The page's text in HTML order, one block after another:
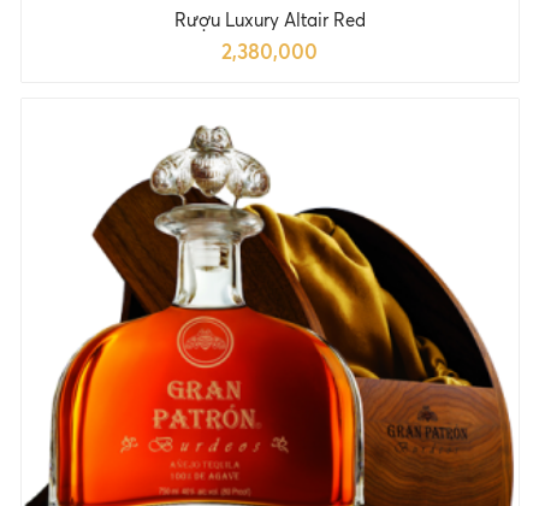
Rượu Luxury Altair Red
2,380,000